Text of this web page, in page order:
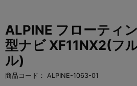
ALPINE フローティ
型ナビ XF11NX2(フ
ル)
商品コード： ALPINE-1063-01